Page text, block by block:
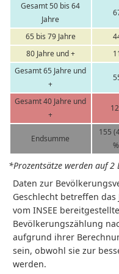
Gesamt 50 bis 64
Jahre
65 bis 79 Jahre
80 Jahre und +
Gesamt 65 Jahre und
+
Gesamt 40 Jahre und
+
Endsumme
155
*Prozentsätze werden auf 2
Daten zur
Geschlecht betreffen
vom INSEE
Bevölkerungszählung
aufgrund ihrer
sein, obwohl sie zur
werden.